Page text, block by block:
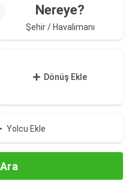
Nereye?
Şehir / Havalimanı
Dönüş Ekle
Yolcu Ekle